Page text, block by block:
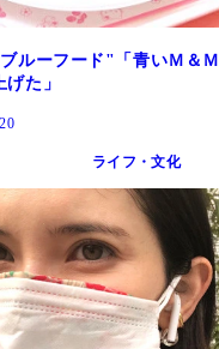
ルーフード"「青いＭ＆
た」
ライフ・文化